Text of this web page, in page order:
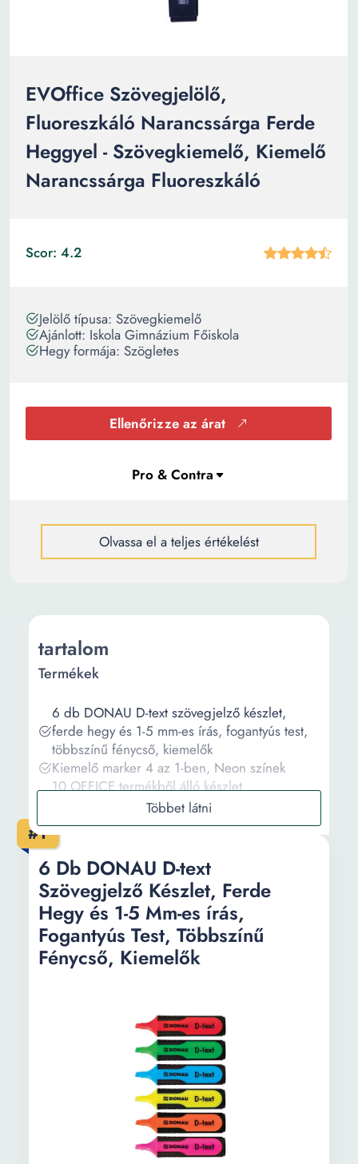
EVOffice Szövegjelölő,
Fluoreszkáló Narancssárga Ferde
Heggyel - Szövegkiemelő, Kiemelő
Narancssárga Fluoreszkáló
Scor: 4.2
Jelölő típusa: Szövegkiemelő
Ajánlott: Iskola Gimnázium Főiskola
Hegy formája: Szögletes
Ellenőrizze az árat
Olvassa el a teljes értékelést
#1
6 Db DONAU D-text
Szövegjelző Készlet, Ferde
Hegy és 1-5 Mm-es írás,
Fogantyús Test, Többszínű
Fénycső, Kiemelők
tartalom
Termékek
6 db DONAU D-text szövegjelző készlet,
ferde hegy és 1-5 mm-es írás, fogantyús test,
többszínű fénycső, kiemelők
Kiemelő marker 4 az 1-ben, Neon színek
10 OFFICE termékből álló készlet
Szövegjelölők, ferde hegy és 1-5 mm-es írás,
Fluoreszkáló sárga szín, Kiemelők
40 db tarka, kétvégű marker készlet, vastag és
vékony, prémium, író és kiemelő, tárolótáska
EVOffice szövegjelölő, fluoreszkáló
narancssárga ferde heggyel - Szövegkiemelő,
kiemelő narancssárga fluoreszkáló
Információ